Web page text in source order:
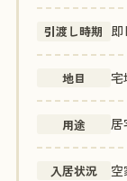
引渡し時期 即
地目 宅
用途 居
入居状況 空